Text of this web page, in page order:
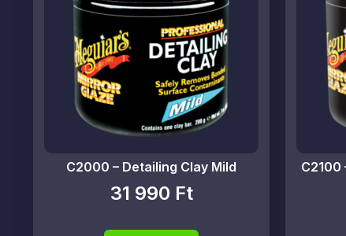
C2000 – Detailing Clay Mild
31 990 Ft
C2100